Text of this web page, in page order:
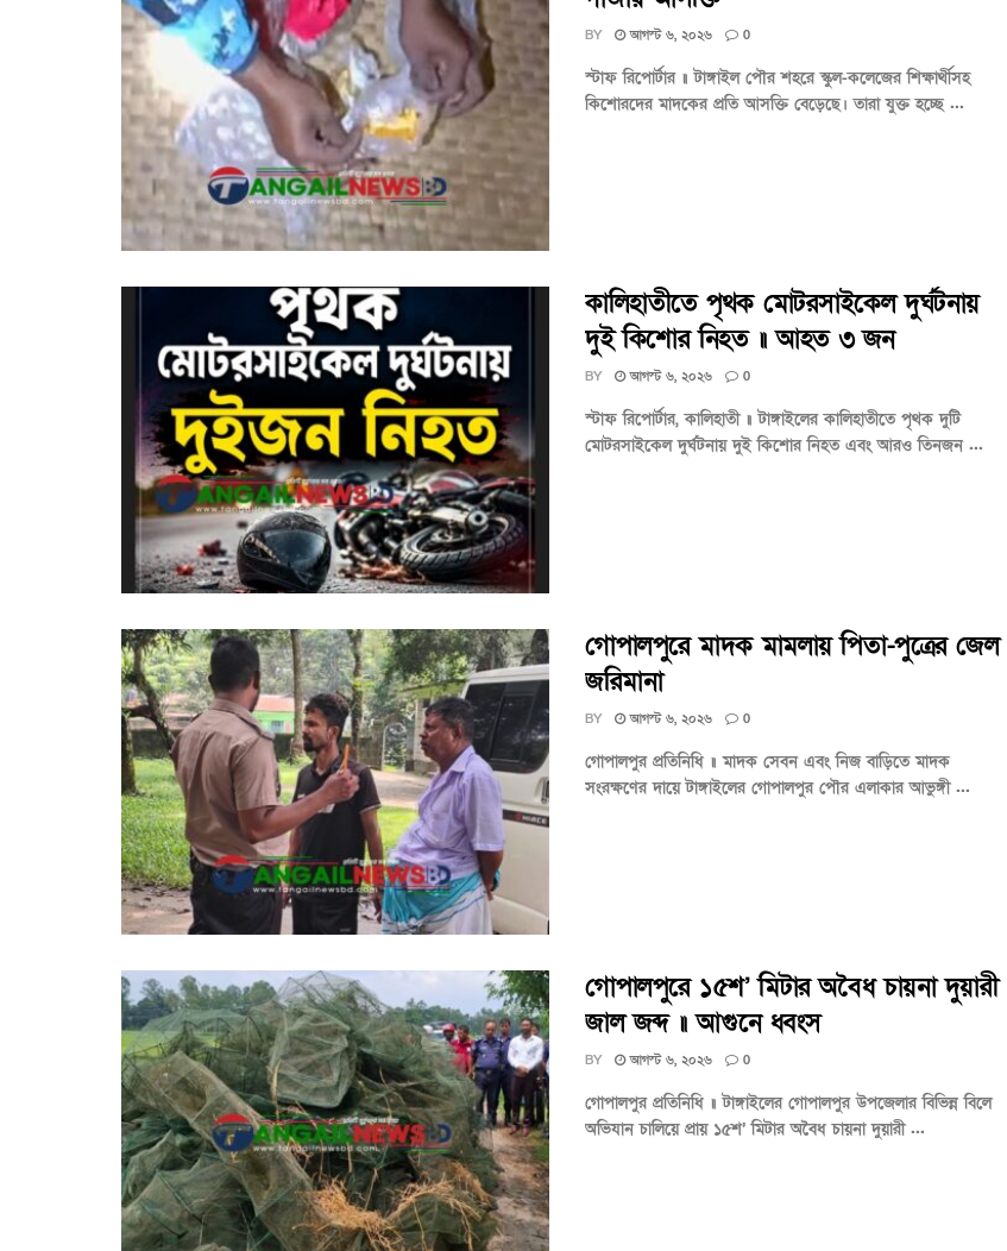
BY আগস্ট ৬, ২০২৬ 0
স্টাফ রিপোর্টার ॥ টাঙ্গাইল পৌর শহরে স্কুল-কলেজের শিক্ষার্থীসহ
কিশোরদের মাদকের প্রতি আসক্তি বেড়েছে। তারা যুক্ত হচ্ছে ...
কালিহাতীতে পৃথক মোটরসাইকেল দুর্ঘটনায়
দুই কিশোর নিহত ॥ আহত ৩ জন
BY আগস্ট ৬, ২০২৬ 0
স্টাফ রিপোর্টার, কালিহাতী ॥ টাঙ্গাইলের কালিহাতীতে পৃথক দুটি
মোটরসাইকেল দুর্ঘটনায় দুই কিশোর নিহত এবং আরও তিনজন ...
গোপালপুরে মাদক মামলায় পিতা-পুত্রের জেল
জরিমানা
BY আগস্ট ৬, ২০২৬ 0
গোপালপুর প্রতিনিধি ॥ মাদক সেবন এবং নিজ বাড়িতে মাদক
সংরক্ষণের দায়ে টাঙ্গাইলের গোপালপুর পৌর এলাকার আভুঙ্গী ...
গোপালপুরে ১৫শ’ মিটার অবৈধ চায়না দুয়ারী
জাল জব্দ ॥ আগুনে ধ্বংস
BY আগস্ট ৬, ২০২৬ 0
গোপালপুর প্রতিনিধি ॥ টাঙ্গাইলের গোপালপুর উপজেলার বিভিন্ন বিলে
অভিযান চালিয়ে প্রায় ১৫শ’ মিটার অবৈধ চায়না দুয়ারী ...